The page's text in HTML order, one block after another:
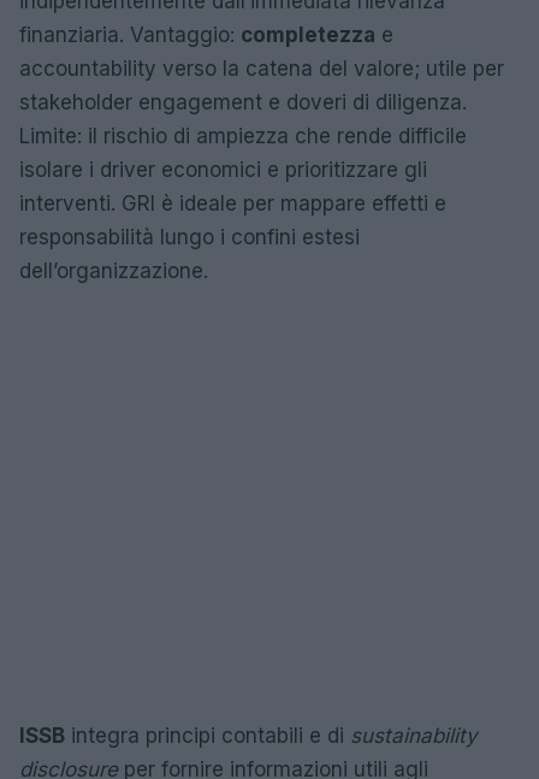
finanziaria. Vantaggio: completezza e
accountability verso la catena del valore; utile per
stakeholder engagement e doveri di diligenza.
Limite: il rischio di ampiezza che rende difficile
isolare i driver economici e prioritizzare gli
interventi. GRI è ideale per mappare effetti e
responsabilità lungo i confini estesi
dell’organizzazione.
ISSB integra principi contabili e di sustainability
disclosureper fornire informazioni utili agli